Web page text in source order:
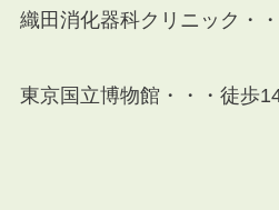
織田消化器科クリニック ・
東京国立博物館・・・徒歩